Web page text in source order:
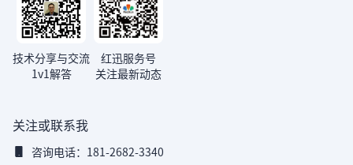
技术分享与交流
1v1解答
红迅服务号
关注最新动态
关注或联系我
咨询电话：181-2682-3340